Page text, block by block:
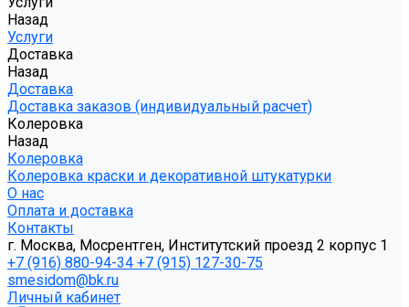
Назад
Услуги
Доставка
Назад
Доставка
Доставка заказов (индивидуальный расчет)
Колеровка
Назад
Колеровка
Колеровка краски и декоративной штукатурки
О нас
Оплата и доставка
Контакты
г. Москва, Мосрентген, Институтский проезд 2 корпус 1
+7 (916) 880-94-34 +7 (915) 127-30-75
smesidom@bk.ru
Личный кабинет